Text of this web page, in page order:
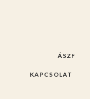
ÁSZF
KAPCSOLAT